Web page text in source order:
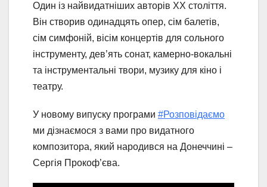
Один із найвидатніших авторів ХХ століття.
Він створив одинадцять опер, сім балетів,
сім симфоній, вісім концертів для сольного
інструменту, дев’ять сонат, камерно-вокальні
та інструментальні твори, музику для кіно і
театру.
У новому випуску програми #Розповідаємо
ми дізнаємося з вами про видатного
композитора, який народився на Донеччині –
Сергія Прокоф’єва.